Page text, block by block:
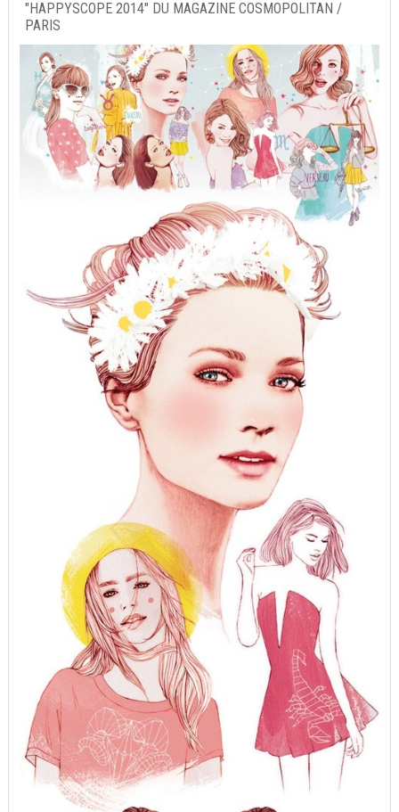
"HAPPYSCOPE 2014" DU MAGAZINE COSMOPOLITAN /
PARIS